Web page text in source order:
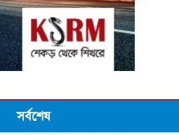
সর্বশেষ